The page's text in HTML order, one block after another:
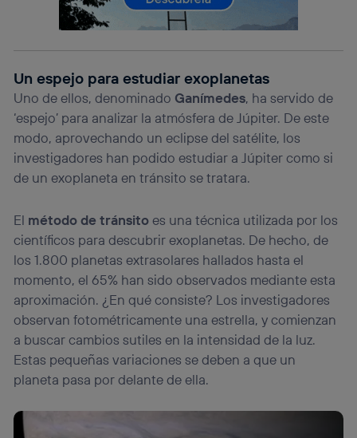
Un espejo para estudiar exoplanetas
Uno de ellos, denominado Ganímedes, ha servido de
‘espejo’ para analizar la atmósfera de Júpiter. De este
modo, aprovechando un eclipse del satélite, los
investigadores han podido estudiar a Júpiter como si
de un exoplaneta en tránsito se tratara.
El método de tránsitoes una técnica utilizada por los
científicos para descubrir exoplanetas. De hecho, de
los 1.800 planetas extrasolares hallados hasta el
momento, el 65% han sido observados mediante esta
aproximación. ¿En qué consiste? Los investigadores
observan fotométricamente una estrella, y comienzan
a buscar cambios sutiles en la intensidad de la luz.
Estas pequeñas variaciones se deben a que un
planeta pasa por delante de ella.
lo que cualquier persona que conecte su dispositivo y
consienta el uso de la tecnología recibirá el mismo
el marketing o análisis se realizará en función de las
actividades de navegación de los miembros del hogar
que hayan dado su consentimiento.
Si utilizasdatos móviles, el marketing será más
personalizado, ya que se basará únicamente en la
navegación del usuario del móvil.
Puedes gestionar los consentimientos Utiq seleccionando
visitando el portal de privacidad de Utiq
la política de privacidad de Utiq.